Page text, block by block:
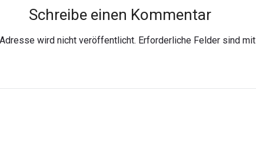
Schreibe einen Kommentar
wird nicht veröffentlicht. Erforderliche Felder sind mit